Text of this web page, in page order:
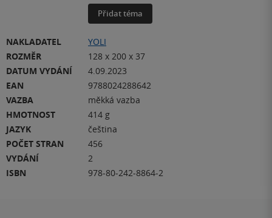
Přidat téma
NAKLADATEL
YOLI
ROZMĚR
128 x 200 x 37
DATUM VYDÁNÍ
4.09.2023
EAN
9788024288642
VAZBA
měkká vazba
HMOTNOST
414 g
JAZYK
čeština
POČET STRAN
456
VYDÁNÍ
2
ISBN
978-80-242-8864-2